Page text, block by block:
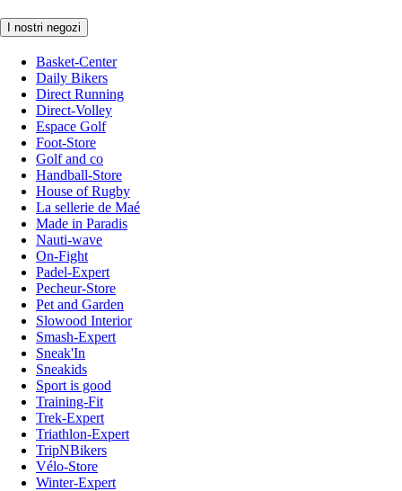
I nostri negozi
Basket-Center
Daily Bikers
Direct Running
Direct-Volley
Espace Golf
Foot-Store
Golf and co
Handball-Store
House of Rugby
La sellerie de Maé
Made in Paradis
Nauti-wave
On-Fight
Padel-Expert
Pecheur-Store
Pet and Garden
Slowood Interior
Smash-Expert
Sneak'In
Sneakids
Sport is good
Training-Fit
Trek-Expert
Triathlon-Expert
TripNBikers
Vélo-Store
Winter-Expert